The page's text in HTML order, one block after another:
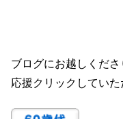
ブログにお越しくださ
応援クリックしてい